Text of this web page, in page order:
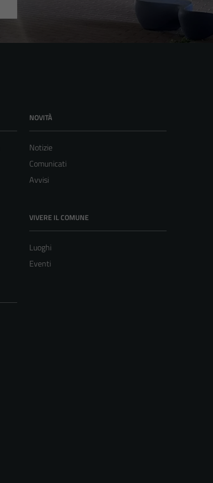
NOVITÀ
Notizie
Comunicati
Avvisi
VIVERE IL COMUNE
Luoghi
Eventi